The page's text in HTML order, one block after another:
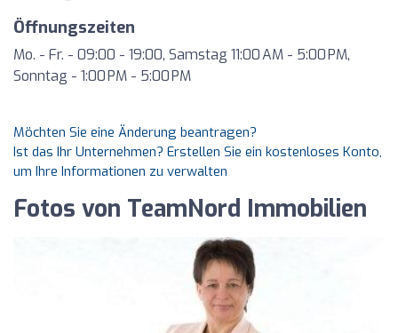
Öffnungszeiten
Mo. - Fr. - 09:00 - 19:00, Samstag 11:00 AM - 5:00 PM,
Sonntag - 1:00 PM - 5:00 PM
Möchten Sie eine Änderung beantragen?
Ist das Ihr Unternehmen? Erstellen Sie ein kostenloses Konto,
um Ihre Informationen zu verwalten
Fotos von TeamNord Immobilien